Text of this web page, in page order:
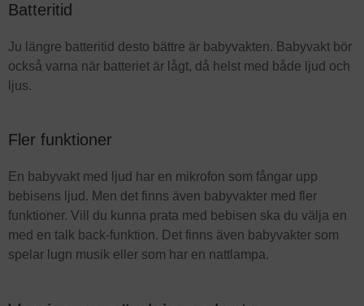
Batteritid
Ju längre batteritid desto bättre är babyvakten. Babyvakt bör
också varna när batteriet är lågt, då helst med både ljud och
ljus.
Fler funktioner
En babyvakt med ljud har en mikrofon som fångar upp
bebisens ljud. Men det finns även babyvakter med fler
funktioner. Vill du kunna prata med bebisen ska du välja en
med en talk back-funktion. Det finns även babyvakter som
spelar lugn musik eller som har en nattlampa.